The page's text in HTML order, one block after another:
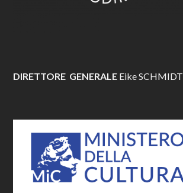
DIRETTORE GENERALE Eike SCHMIDT